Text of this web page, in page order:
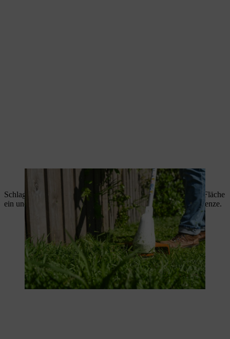
Mit der STIHL FSA 30 wird der Rasen getrimmt
Schlagen Sie Pflöcke entlang den Rändern der vorgesehenen Fläche
ein und spannen Sie eine Schnur entlang der geplanten Beetgrenze.